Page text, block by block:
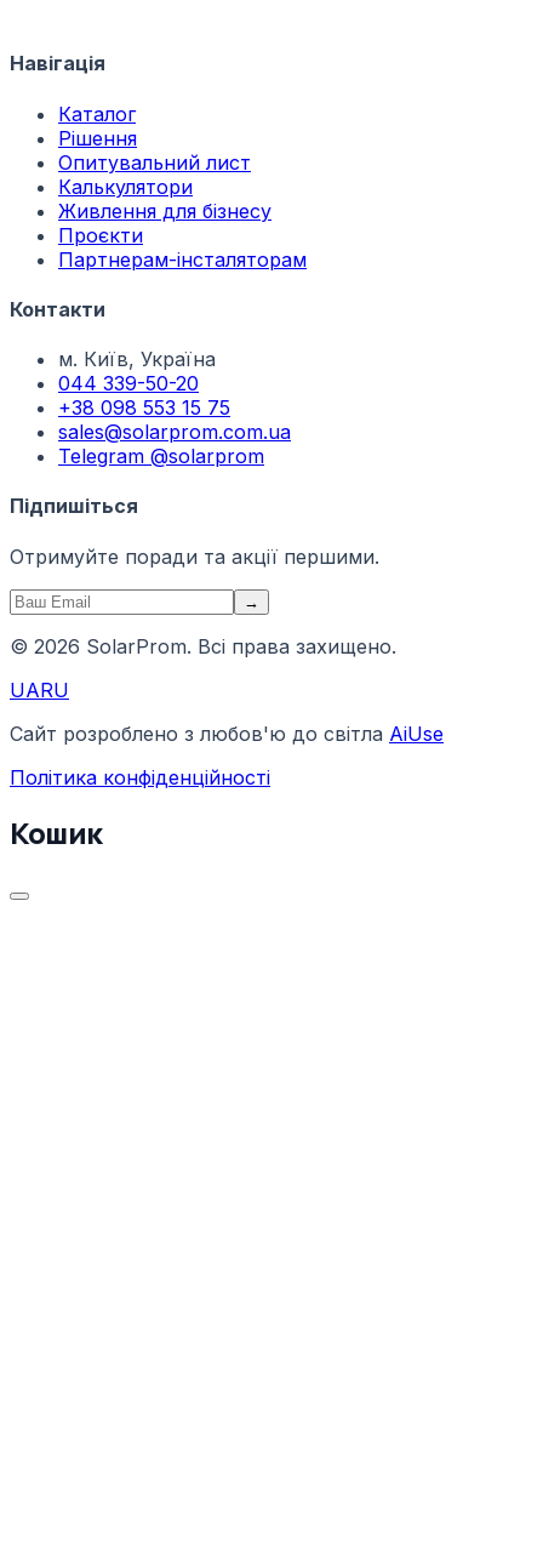
Навігація
Каталог
Рішення
Опитувальний лист
Калькулятори
Живлення для бізнесу
Проєкти
Партнерам-інсталяторам
Контакти
м. Київ, Україна
044 339-50-20
+38 098 553 15 75
sales@solarprom.com.ua
Telegram @solarprom
Підпишіться
Отримуйте поради та акції першими.
→
© 2026 SolarProm. Всі права захищено.
UARU
Сайт розроблено з любов'ю до світла AiUse
Політика конфіденційності
Кошик